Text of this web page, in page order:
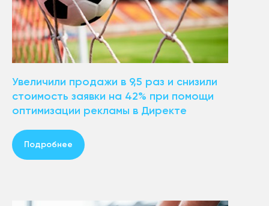
Увеличили продажи в 9,5 раз и снизили
стоимость заявки на 42% при помощи
оптимизации рекламы в Директе
Подробнее